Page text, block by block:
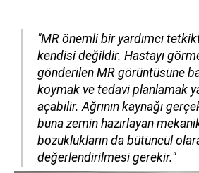
"MR önemli bir yardımcı
kendisi değildir. Hastayı
gönderilen MR görüntüsüne
koymak ve tedavi planlamak
açabilir. Ağrının kaynağı
buna zemin hazırlayan
bozuklukların da bütüncül
değerlendirilmesi gerekir."